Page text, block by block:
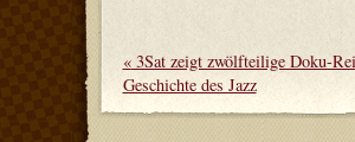
«3Sat zeigt zwölfteilige Doku-
Geschichte des Jazz